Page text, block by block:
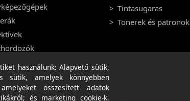
Tintasugaras
Tonerek és patronok
használunk: Alapvető sütik,
sütik, amelyek könnyebben
összesített adatok
és marketing cookie-k,